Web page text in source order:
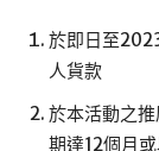
於即日至
人貨款
於本活動之
期達12個月